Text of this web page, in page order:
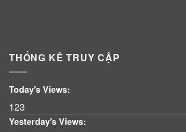
THỐNG KÊ TRUY CẬP
Today's Views:
123
Yesterday's Views: